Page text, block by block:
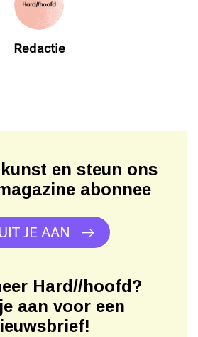
Redactie
en steun ons
abonnee
JE AAN
Hard//hoofd?
aan voor een